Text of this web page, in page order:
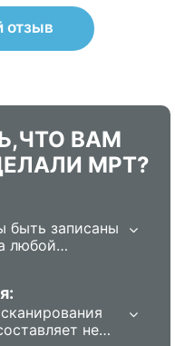
отзыв
ВАМ
МРТ?
записаны
любой
не позволят
оценку
не